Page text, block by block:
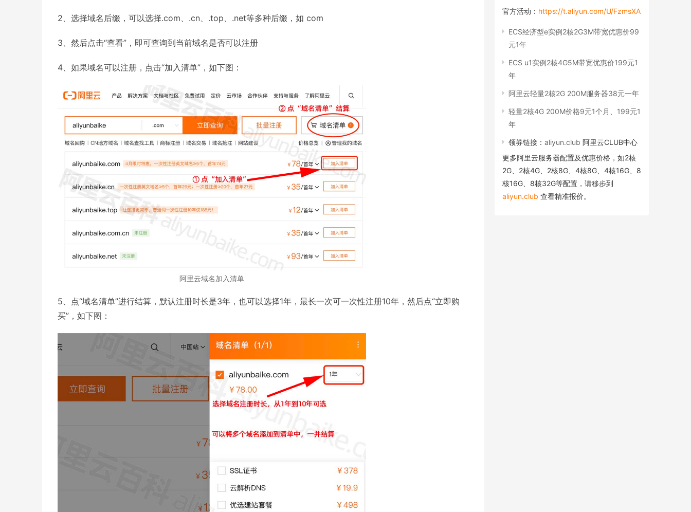
2、选择域名后缀，可以选择.com、.cn、.top、.net等多种后缀，如 com
3、然后点击“查看”，即可查询到当前域名是否可以注册
4、如果域名可以注册，点击“加入清单”，如下图：
阿里云域名加入清单
5、点“域名清单”进行结算，默认注册时长是3年，也可以选择1年，最长一次可一次性注册10年，然后点“立即购
买”，如下图：
官方活动： https://t.aliyun.com/U/FzmsXA
ECS经济型e实例2核2G3M带宽优惠价99
元1年
ECS u1实例2核4G5M带宽优惠价199元1
年
阿里云轻量2核2G 200M服务器38元一年
轻量2核4G 200M价格9元1个月、199元1
年
领券链接： aliyun.club 阿里云CLUB中心
更多阿里云服务器配置及优惠价格，如2核
2G、2核4G、2核8G、4核8G、4核16G、8
核16G、8核32G等配置，请移步到
aliyun.club 查看精准报价。